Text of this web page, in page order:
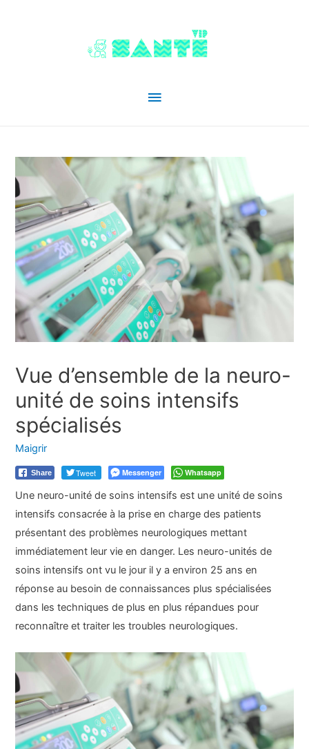
Menu
Vue d’ensemble de la neuro-
unité de soins intensifs
spécialisés
Maigrir
Share Tweet Messenger Whatsapp
Une neuro-unité de soins intensifs est une unité de soins
intensifs consacrée à la prise en charge des patients
présentant des problèmes neurologiques mettant
immédiatement leur vie en danger. Les neuro-unités de
soins intensifs ont vu le jour il y a environ 25 ans en
réponse au besoin de connaissances plus spécialisées
dans les techniques de plus en plus répandues pour
reconnaître et traiter les troubles neurologiques.